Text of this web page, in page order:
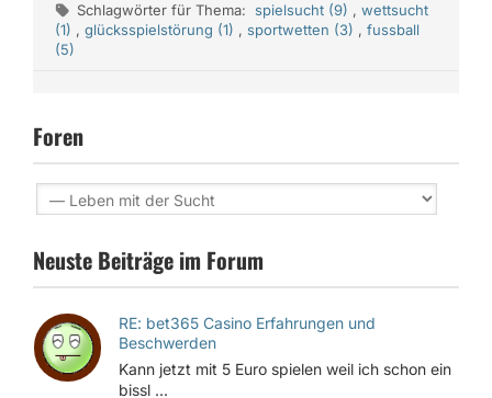
Schlagwörter für Thema: spielsucht (9) , wettsucht
(1) , glücksspielstörung (1) , sportwetten (3) , fussball
(5)
Foren
Neuste Beiträge im Forum
RE: bet365 Casino Erfahrungen und
Beschwerden
Kann jetzt mit 5 Euro spielen weil ich schon ein
bissl ...